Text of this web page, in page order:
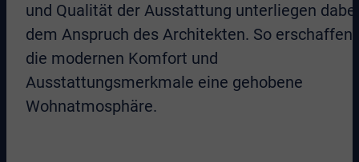
und Qualität der Ausstattung unterliegen dabei
dem Anspruch des Architekten. So erschaffen
die modernen Komfort und
Ausstattungsmerkmale eine gehobene
Wohnatmosphäre.